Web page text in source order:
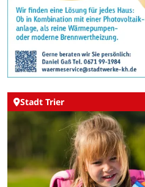
Stadt Trier